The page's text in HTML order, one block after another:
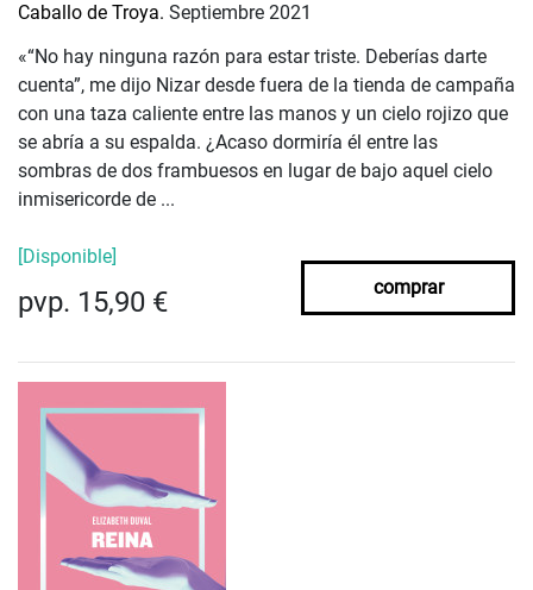
Caballo de Troya. Septiembre 2021
«“No hay ninguna razón para estar triste. Deberías darte
cuenta”, me dijo Nizar desde fuera de la tienda de campaña
con una taza caliente entre las manos y un cielo rojizo que
se abría a su espalda. ¿Acaso dormiría él entre las
sombras de dos frambuesos en lugar de bajo aquel cielo
inmisericorde de ...
[Disponible]
pvp. 15,90 € comprar